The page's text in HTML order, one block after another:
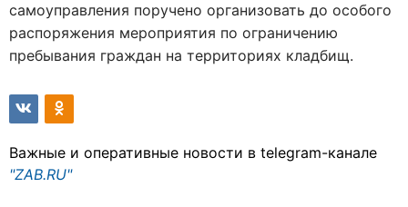
самоуправления поручено организовать до особого
распоряжения мероприятия по ограничению
пребывания граждан на территориях кладбищ.
Важные и оперативные новости в telegram-канале
"ZAB.RU"